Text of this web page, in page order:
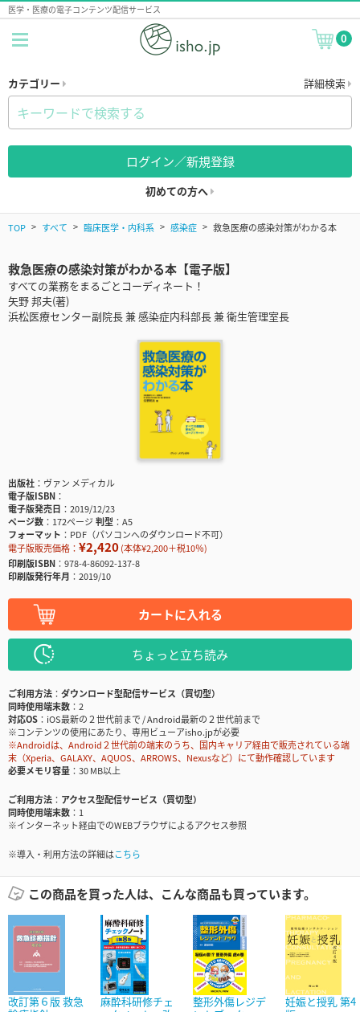
医学・医療の電子コンテンツ配信サービス
0
カテゴリー 詳細検索
ログイン／新規登録
初めての方へ
TOP すべて 臨床医学・内科系 感染症 救急医療の感染対策がわかる本
救急医療の感染対策がわかる本【電子版】
すべての業務をまるごとコーディネート！
矢野 邦夫(著)
浜松医療センター副院長 兼 感染症内科部長 兼 衛生管理室長
出版社
ヴァン メディカル
電子版ISBN
電子版発売日
2019/12/23
ページ数
172ページ判型
A5
フォーマット
PDF（パソコンへのダウンロード不可）
電子版販売価格： ¥2,420(本体¥2,200＋税10％)
印刷版ISBN
978-4-86092-137-8
印刷版発行年月
2019/10
カートに入れる
ちょっと立ち読み
ご利用方法
ダウンロード型配信サービス（買切型）
同時使用端末数
2
対応OS
iOS最新の２世代前まで / Android最新の２世代前まで
※コンテンツの使用にあたり、専用ビューアisho.jpが必要
※Androidは、Android２世代前の端末のうち、国内キャリア経由で販売されている端
末（Xperia、GALAXY、AQUOS、ARROWS、Nexusなど）にて動作確認しています
必要メモリ容量
30 MB以上
ご利用方法
アクセス型配信サービス（買切型）
同時使用端末数
1
※インターネット経由でのWEBブラウザによるアクセス参照
※導入・利用方法の詳細はこちら
この商品を買った人は、こんな商品も買っています。
改訂第６版 救急
麻酔科研修チェ
整形外傷レジデ
妊娠と授乳 第4